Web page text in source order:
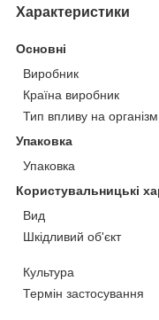
Характеристики
Основні
Виробник
Країна виробник
Тип впливу на організм
Упаковка
Упаковка
Користувальницькі
Вид
Шкідливий об'єкт
Культура
Термін застосування